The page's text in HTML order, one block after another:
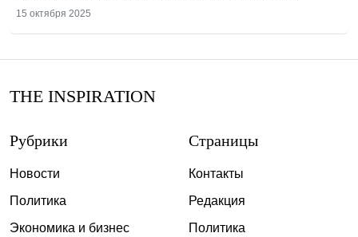
15 октября 2025
THE INSPIRATION
Рубрики
Новости
Политика
Экономика и бизнес
Страницы
Контакты
Редакция
Политика